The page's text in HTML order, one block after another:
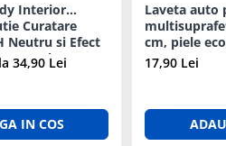
Interior
Curatare
Neutru si Efect
- 500ml
34,90 Lei
IN COS
Laveta auto
cm, piele
17,90 Lei